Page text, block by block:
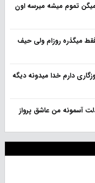
تموم میشه میرسه اون
میگذره روزام ولی حیف
دارم خدا میدونه دیگه
آسمونه من عاشق پرواز